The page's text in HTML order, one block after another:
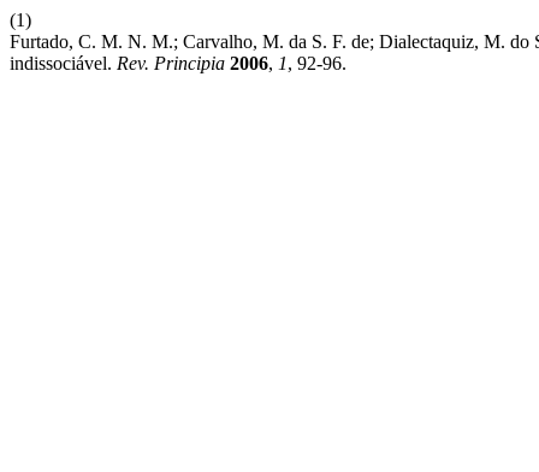
(1)
Furtado, C. M. N. M.; Carvalho, M. da S. F. de; Dialectaquiz, M.
indissociável. Rev. Principia 2006, 1, 92-96.